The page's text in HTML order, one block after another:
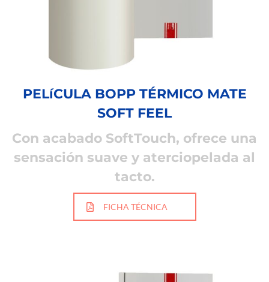
PELíCULA BOPP TÉRMICO MATE
SOFT FEEL
Con acabado SoftTouch, ofrece una
sensación suave y aterciopelada al
tacto.
FICHA TÉCNICA